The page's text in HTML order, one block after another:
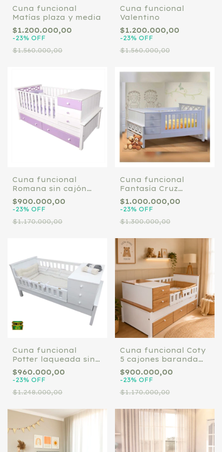
Cuna funcional
Matías plaza y media
$1.200.000,00
-23% OFF
$1.560.000,00
Cuna funcional
Valentino
$1.200.000,00
-23% OFF
$1.560.000,00
Cuna funcional
Romana sin cajón
Laqueada
$900.000,00
-23% OFF
$1.170.000,00
Cuna funcional
Fantasía Cruz
Laqueada
$1.000.000,00
-23% OFF
$1.300.000,00
Cuna funcional
Potter laqueada sin
modulo de cajones
inferior
$960.000,00
-23% OFF
$1.248.000,00
Cuna funcional Coty
5 cajones baranda
deslizable paraíso
$900.000,00
-23% OFF
$1.170.000,00